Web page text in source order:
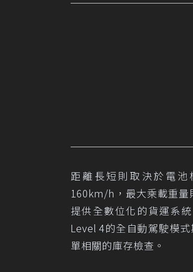
距離長短則取決於電
160km/h，最大乘載重量
提供全數位化的貨運系
Level 4的全自動駕駛模
單相關的庫存檢查。